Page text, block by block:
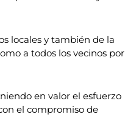
locales y también de la
a todos los vecinos por
en valor el esfuerzo
el compromiso de